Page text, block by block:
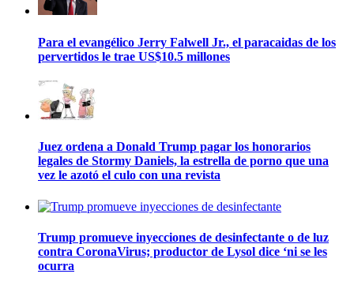
Para el evangélico Jerry Falwell Jr., el paracaidas de los
pervertidos le trae US$10.5 millones
Juez ordena a Donald Trump pagar los honorarios
legales de Stormy Daniels, la estrella de porno que una
vez le azotó el culo con una revista
Trump promueve inyecciones de desinfectante o de luz
contra CoronaVirus; productor de Lysol dice ‘ni se les
ocurra